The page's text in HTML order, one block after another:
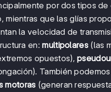
por dos tipos de
mientras que las glías
la velocidad de
en:multipolares(las
opuestos),
También
motoras (generan